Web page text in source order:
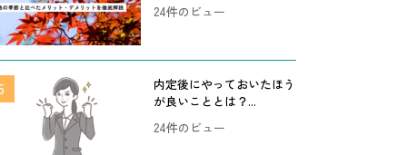
24件のビュー
内定後にやっておいたほう
が良いこととは？...
24件のビュー